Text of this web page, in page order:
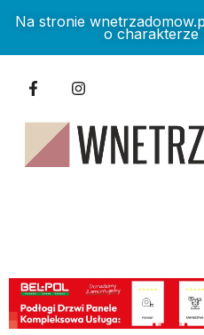
Na stronie
o charakterze